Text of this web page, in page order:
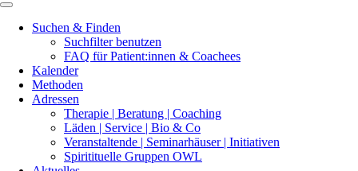
Suchen & Finden
Suchfilter benutzen
FAQ für Patient:innen & Coachees
Kalender
Methoden
Adressen
Therapie | Beratung | Coaching
Läden | Service | Bio & Co
Veranstaltende | Seminarhäuser | Initiativen
Spiritituelle Gruppen OWL